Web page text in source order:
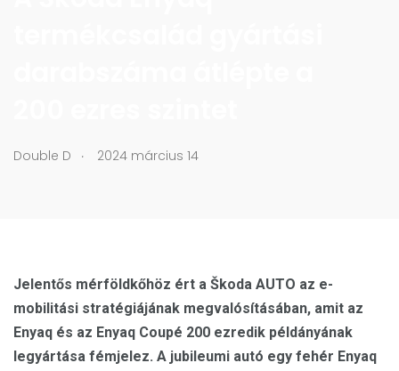
Double D . 2024 március 14
Jelentős mérföldkőhöz ért a Škoda AUTO az e-
mobilitási stratégiájának megvalósításában, amit az
Enyaq és az Enyaq Coupé 200 ezredik példányának
legyártása fémjelez. A jubileumi autó egy fehér Enyaq